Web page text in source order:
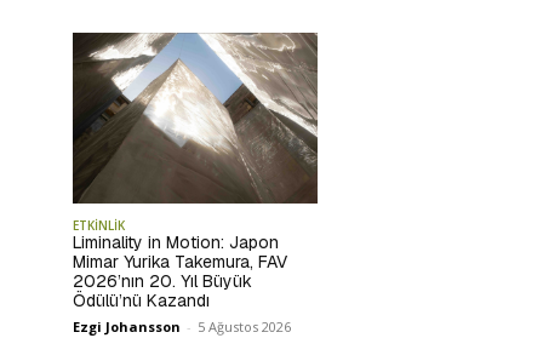
ETKİNLİK
Liminality in Motion: Japon
Mimar Yurika Takemura, FAV
2026’nın 20. Yıl Büyük
Ödülü’nü Kazandı
Ezgi Johansson - 5 Ağustos 2026